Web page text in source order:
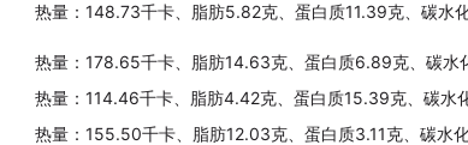
热量：148.73千卡、脂肪5.82克、蛋白质11.39克、碳水
热量：178.65千卡、脂肪14.63克、蛋白质6.89克、碳水
热量：114.46千卡、脂肪4.42克、蛋白质15.39克、碳水
热量：155.50千卡、脂肪12.03克、蛋白质3.11克、碳水